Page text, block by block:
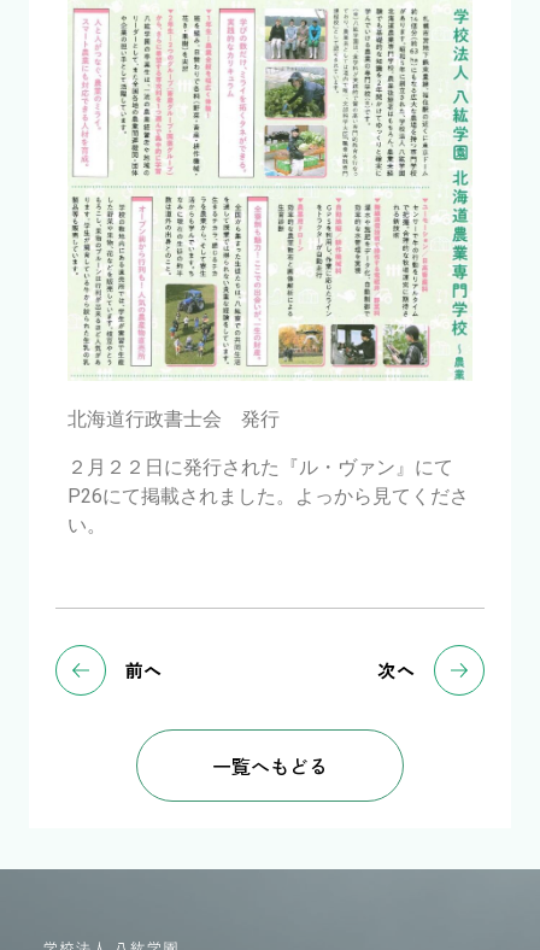
北海道行政書士会 発行
２月２２日に発行された『ル・ヴァン』にて
P26にて掲載されました。よっから見てくださ
い。
前へ
一覧へもどる
次へ